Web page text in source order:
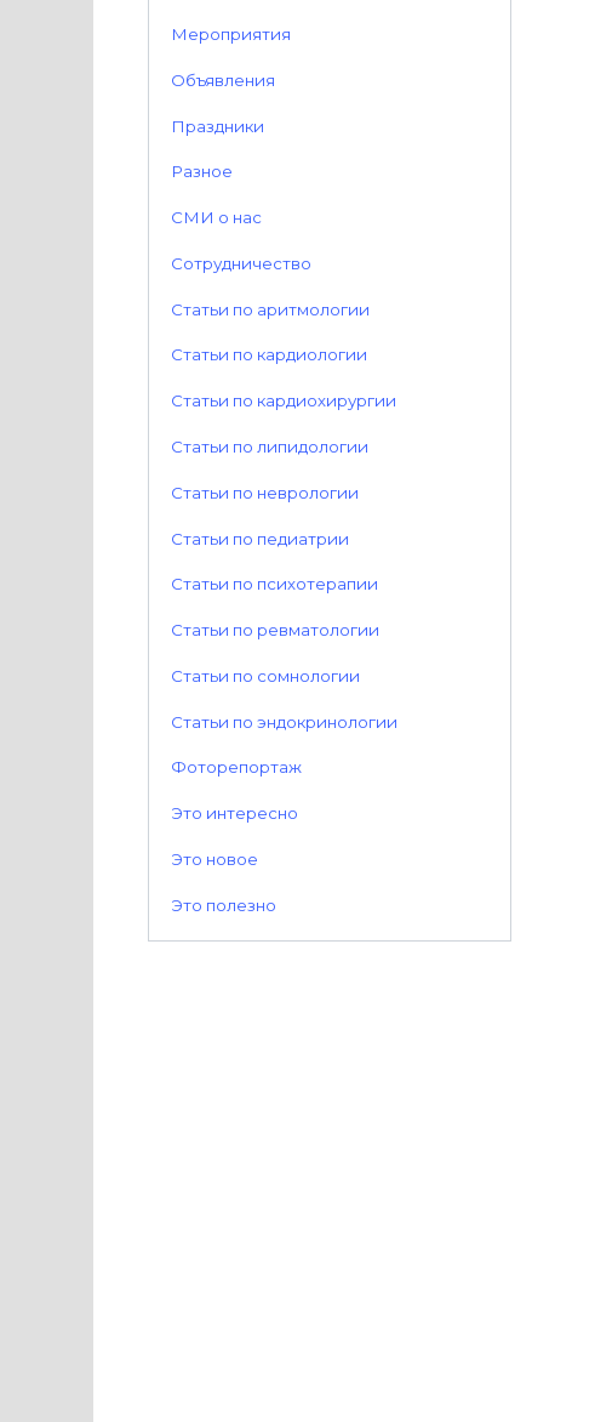
Мероприятия
Объявления
Праздники
Разное
СМИ о нас
Сотрудничество
Статьи по аритмологии
Статьи по кардиологии
Статьи по кардиохирургии
Статьи по липидологии
Статьи по неврологии
Статьи по педиатрии
Статьи по психотерапии
Статьи по ревматологии
Статьи по сомнологии
Статьи по эндокринологии
Фоторепортаж
Это интересно
Это новое
Это полезно